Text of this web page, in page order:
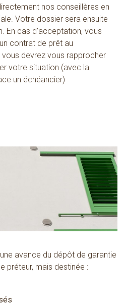
nos conseillères en
Votre dossier sera ensuite
En cas d’acceptation, vous
contrat de prêt au
vous devrez vous rapprocher
votre situation (avec la
un échéancier)
une avance du dépôt de garantie
préteur, mais destinée :